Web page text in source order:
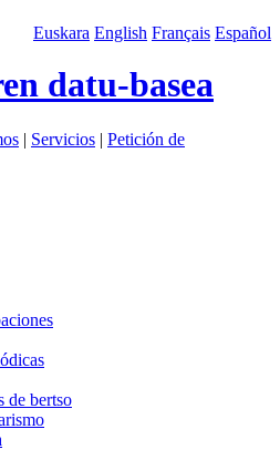
Euskara English Français Español
datu-basea
| Servicios | Petición de
de bertso